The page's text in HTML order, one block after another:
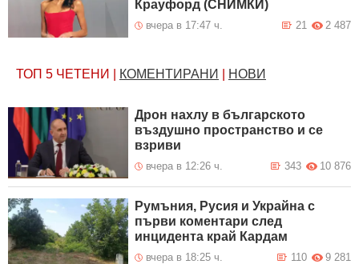
Крауфорд (СНИМКИ)
вчера в 17:47 ч. 2 487
21
ТОП 5 ЧЕТЕНИ КОМЕНТИРАНИ НОВИ
Дрон нахлу в българското
въздушно пространство и се
взриви
вчера в 12:26 ч. 10 876
343
Румъния, Русия и Украйна с
първи коментари след
инцидента край Кардам
вчера в 18:25 ч. 9 281
110